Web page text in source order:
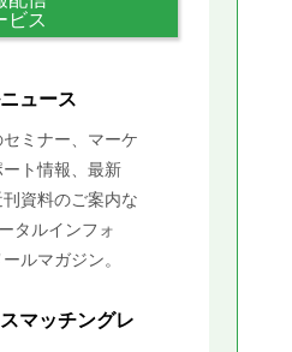
ビス
ュース
ミナー、マーケ
ト情報、最新
資料のご案内な
タルインフォ
ルマガジン。
マッチングレ